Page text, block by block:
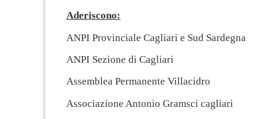
Aderiscono:
ANPI Provinciale Cagliari e Sud Sardegna
ANPI Sezione di Cagliari
Assemblea Permanente Villacidro
Associazione Antonio Gramsci cagliari